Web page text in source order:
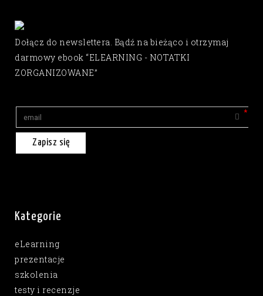
Dołącz do newslettera. Bądź na bieżąco i otrzymaj
darmowy ebook “ELEARNING - NOTATKI
ZORGANIZOWANE”
Zapisz się
Kategorie
eLearning
prezentacje
szkolenia
testy i recenzje